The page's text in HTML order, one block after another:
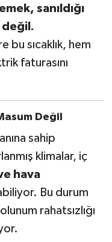
sanıldığı
değil.
bu sıcaklık, hem
faturasını
Değil
sahip
klimalar, iç
hava
Bu durum
rahatsızlığı